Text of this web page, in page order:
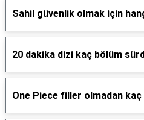
Sahil güvenlik olmak için
20 dakika dizi kaç bölüm
One Piece filler olmadan kaç